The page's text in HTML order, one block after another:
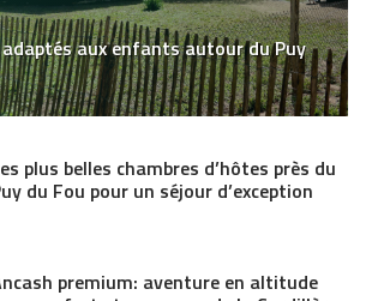
aux enfants autour du Puy
plus belles chambres d’hôtes près du
du Fou pour un séjour d’exception
premium: aventure en altitude